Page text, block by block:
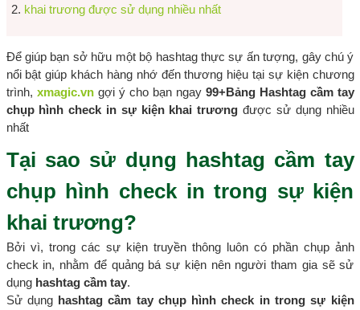
khai trương được sử dụng nhiều nhất
Để giúp bạn sở hữu một bộ hashtag thực sự ấn tượng, gây chú ý
nổi bật giúp khách hàng nhớ đến thương hiệu tại sự kiện chương
trình, xmagic.vn gợi ý cho bạn ngay 99+Bảng Hashtag cầm tay
chụp hình check in sự kiện khai trươngđược sử dụng nhiều
nhất
Tại sao sử dụng hashtag cầm tay
chụp hình check in trong sự kiện
khai trương?
Bởi vì, trong các sự kiện truyền thông luôn có phần chụp ảnh
check in, nhằm để quảng bá sự kiện nên người tham gia sẽ sử
dụng hashtag cầm tay.
Sử dụng hashtag cầm tay chụp hình check in trong sự kiện